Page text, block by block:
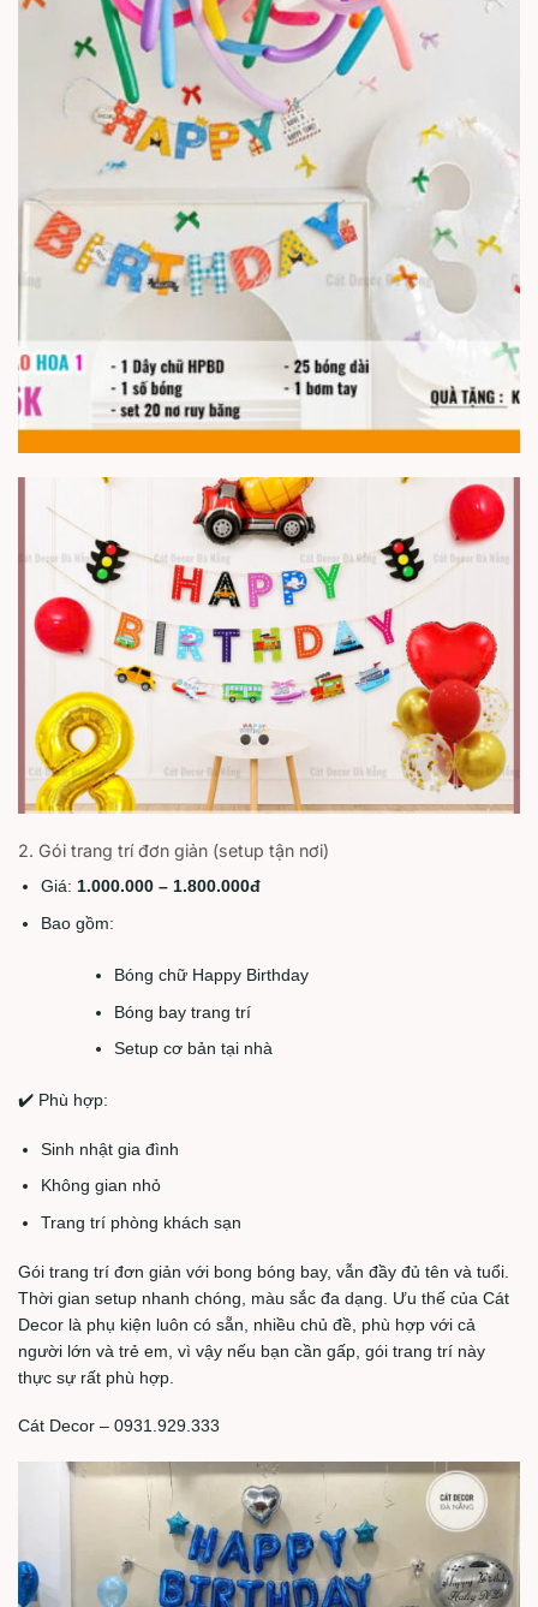
2. Gói trang trí đơn giản (setup tận nơi)
Giá: 1.000.000 – 1.800.000đ
Bao gồm:
Bóng chữ Happy Birthday
Bóng bay trang trí
Setup cơ bản tại nhà
✔️ Phù hợp:
Sinh nhật gia đình
Không gian nhỏ
Trang trí phòng khách sạn
Gói trang trí đơn giản với bong bóng bay, vẫn đầy đủ tên và tuổi.
Thời gian setup nhanh chóng, màu sắc đa dạng. Ưu thế của Cát
Decor là phụ kiện luôn có sẵn, nhiều chủ đề, phù hợp với cả
người lớn và trẻ em, vì vậy nếu bạn cần gấp, gói trang trí này
thực sự rất phù hợp.
Cát Decor – 0931.929.333